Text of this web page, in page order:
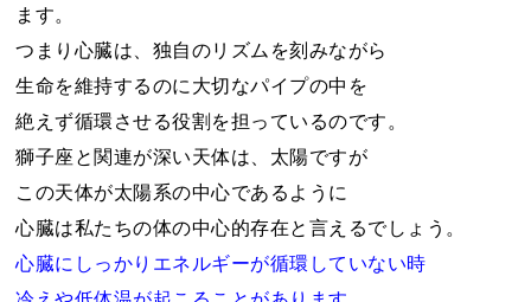
ます。
つまり心臓は、独自のリズムを刻みながら
生命を維持するのに大切なパイプの中を
絶えず循環させる役割を担っているのです。
獅子座と関連が深い天体は、太陽ですが
この天体が太陽系の中心であるように
心臓は私たちの体の中心的存在と言えるでしょう。
心臓にしっかりエネルギーが循環していない時